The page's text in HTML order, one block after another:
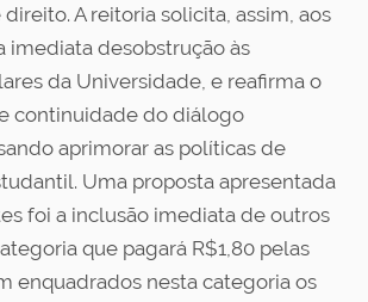
A reitoria solicita, assim, aos
imediata desobstrução às
da Universidade, e reafirma o
continuidade do diálogo
aprimorar as políticas de
Uma proposta apresentada
foi a inclusão imediata de outros
que pagará R$1,80 pelas
enquadrados nesta categoria os